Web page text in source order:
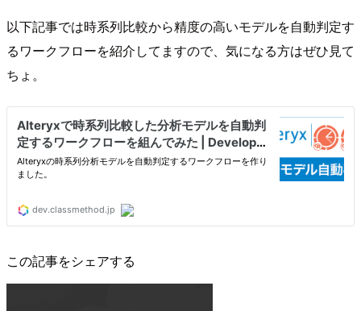
以下記事では時系列比較から精度の高いモデルを自動判定す
るワークフローを紹介してますので、気になる方はぜひ見て
ちょ。
この記事をシェアする